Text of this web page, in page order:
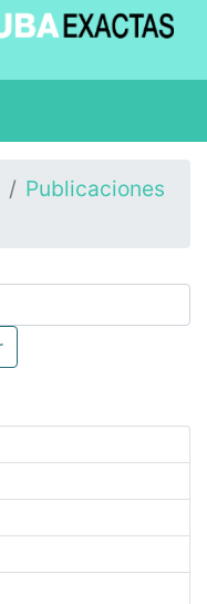
Publicaciones